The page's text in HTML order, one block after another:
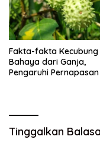
Fakta-fakta Kecubung
Bahaya dari Ganja,
Pengaruhi
Tinggalkan